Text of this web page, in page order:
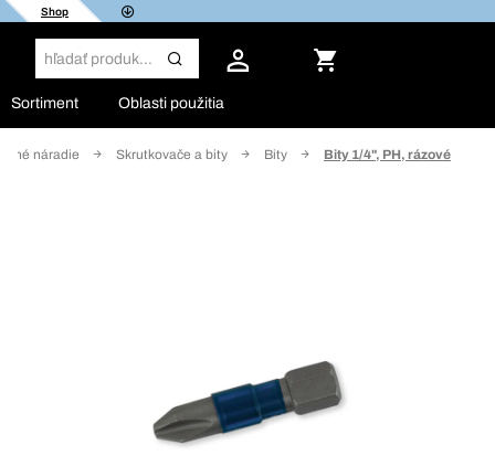
Shop
Sortiment Oblasti použitia
náradie Skrutkovače a bity Bity Bity 1/4", PH, rázové